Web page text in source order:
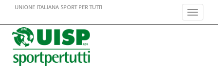
Toggle
UNIONE ITALIANA SPORT PER TUTTI